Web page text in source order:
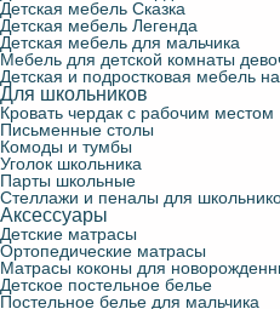
Детская мебель Сказка
Детская мебель Легенда
Детская мебель для мальчика
Мебель для детской комнаты
Детская и подростковая мебель на
Для школьников
Кровать чердак с рабочим местом
Письменные столы
Комоды и тумбы
Уголок школьника
Парты школьные
Стеллажи и пеналы для
Аксессуары
Детские матрасы
Ортопедические матрасы
Матрасы коконы для
Детское постельное белье
Постельное белье для мальчика